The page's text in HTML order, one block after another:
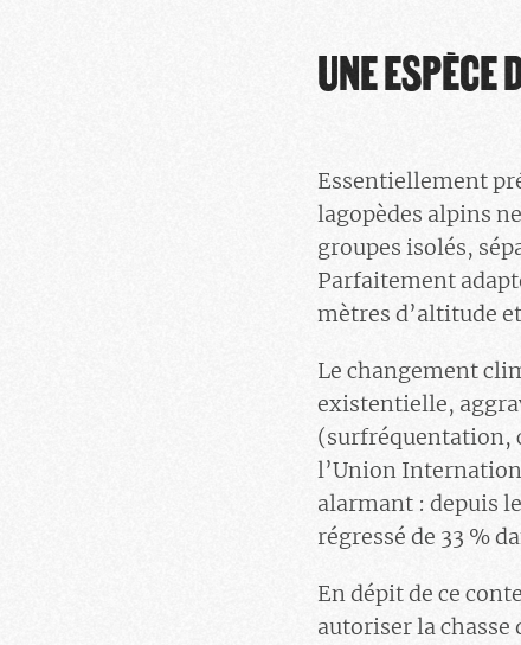
UNE ESPÈCE
Essentiellement
lagopèdes alpins
groupes isolés,
Parfaitement
mètres d’altitude
Le changement
existentielle,
(surfréquentation,
l’Union
alarmant : depuis
régressé de 33 %
En dépit de ce
autoriser la